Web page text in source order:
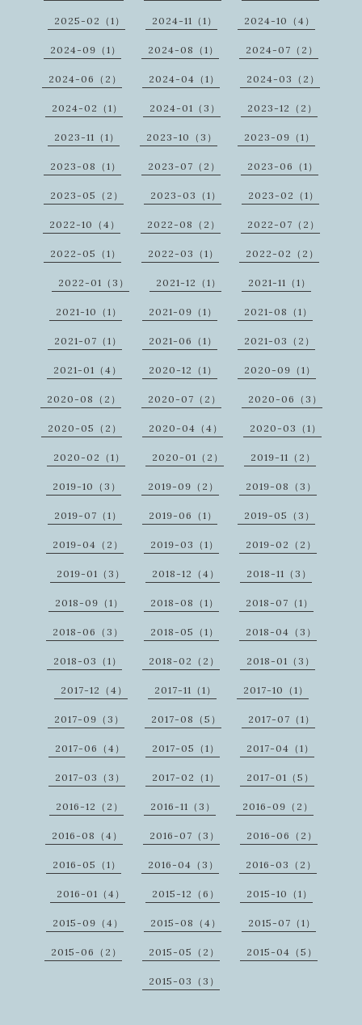
2025-02（1） 2024-11（1） 2024-10（4）
2024-09（1） 2024-08（1） 2024-07（2）
2024-06（2） 2024-04（1） 2024-03（2）
2024-02（1） 2024-01（3） 2023-12（2）
2023-11（1） 2023-10（3） 2023-09（1）
2023-08（1） 2023-07（2） 2023-06（1）
2023-05（2） 2023-03（1） 2023-02（1）
2022-10（4） 2022-08（2） 2022-07（2）
2022-05（1） 2022-03（1） 2022-02（2）
2022-01（3） 2021-12（1） 2021-11（1）
2021-10（1） 2021-09（1） 2021-08（1）
2021-07（1） 2021-06（1） 2021-03（2）
2021-01（4） 2020-12（1） 2020-09（1）
2020-08（2） 2020-07（2） 2020-06（3）
2020-05（2） 2020-04（4） 2020-03（1）
2020-02（1） 2020-01（2） 2019-11（2）
2019-10（3） 2019-09（2） 2019-08（3）
2019-07（1） 2019-06（1） 2019-05（3）
2019-04（2） 2019-03（1） 2019-02（2）
2019-01（3） 2018-12（4） 2018-11（3）
2018-09（1） 2018-08（1） 2018-07（1）
2018-06（3） 2018-05（1） 2018-04（3）
2018-03（1） 2018-02（2） 2018-01（3）
2017-12（4） 2017-11（1） 2017-10（1）
2017-09（3） 2017-08（5） 2017-07（1）
2017-06（4） 2017-05（1） 2017-04（1）
2017-03（3） 2017-02（1） 2017-01（5）
2016-12（2） 2016-11（3） 2016-09（2）
2016-08（4） 2016-07（3） 2016-06（2）
2016-05（1） 2016-04（3） 2016-03（2）
2016-01（4） 2015-12（6） 2015-10（1）
2015-09（4） 2015-08（4） 2015-07（1）
2015-06（2） 2015-05（2） 2015-04（5）
2015-03（3）